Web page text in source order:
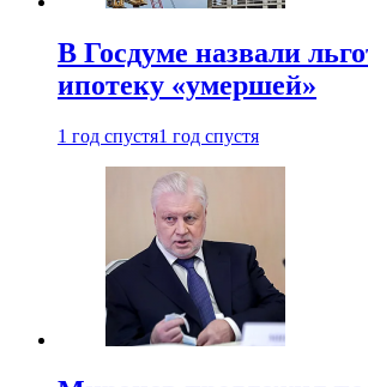
В Госдуме назвали
ипотеку «умершей»
1 год спустя1 год спустя